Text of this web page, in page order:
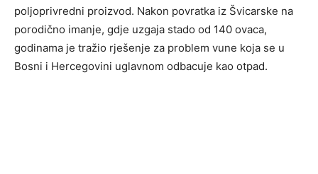
poljoprivredni proizvod. Nakon povratka iz Švicarske na
porodično imanje, gdje uzgaja stado od 140 ovaca,
godinama je tražio rješenje za problem vune koja se u
Bosni i Hercegovini uglavnom odbacuje kao otpad.